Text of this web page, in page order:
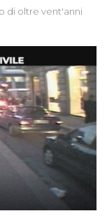
di oltre vent'anni